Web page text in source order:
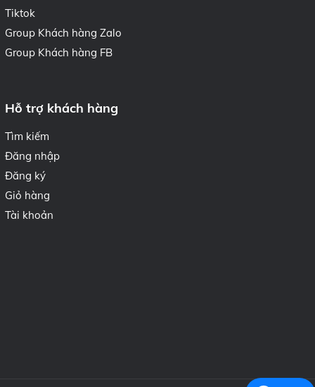
Tiktok
Group Khách hàng Zalo
Group Khách hàng FB
Hỗ trợ khách hàng
Tìm kiếm
Đăng nhập
Đăng ký
Giỏ hàng
Tài khoản